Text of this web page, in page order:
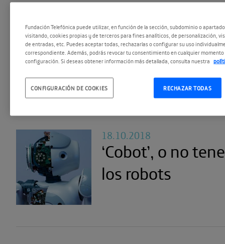
Nosotros robots.
humanización
tecnología
18.10.2018
‘Cobot’, o no
los robots
Fundación Telefónica puede utilizar, en función de la sección, subdominio o
visitando, cookies propias y de terceros para fines analíticos, de personalización,
de entradas, etc. Puedes aceptar todas, rechazarlas o configurar su uso
correspondiente. Además, podrás revocar tu consentimiento en cualquier momento
configuración. Si deseas obtener información más detallada, consulta nuestra
RECHAZAR TODAS
CONFIGURACIÓN DE COOKIES